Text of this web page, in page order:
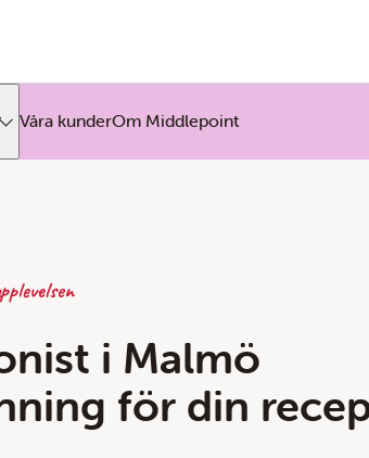
Våra kunderOm Middlepoint
i Malmö
för din